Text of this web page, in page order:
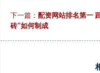
下一篇： 配资网站排名第一
砖”如何制成